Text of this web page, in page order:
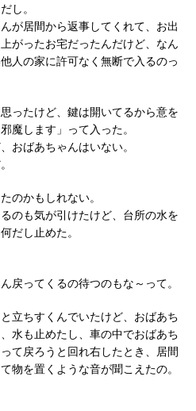
し。
が居間から返事してくれて、お出
がったお宅だったんだけど、なん
人の家に許可なく無断で入るのっ
ったけど、鍵は開いてるから意を
魔します」って入った。
おばあちゃんはいない。
のかもしれない。
のも気が引けたけど、台所の水を
だし止めた。
戻ってくるの待つのもな～って。
立ちすくんでいたけど、おばあち
水も止めたし、車の中でおばあち
て戻ろうと回れ右したとき、居間
物を置くような音が聞こえたの。